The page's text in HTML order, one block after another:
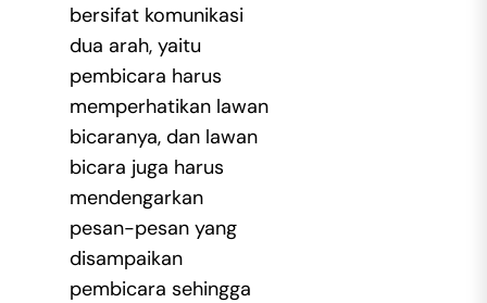
bersifat komunikasi
dua arah, yaitu
pembicara harus
memperhatikan lawan
bicaranya, dan lawan
bicara juga harus
mendengarkan
pesan-pesan yang
disampaikan
pembicara sehingga